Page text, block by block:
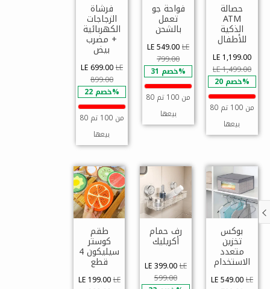
حصالة
ATM
الذكية
للأطفال
LE 1,199.00
LE 1,499.00
خصم 20%
80 من 100 تم
بيعها
فواحة جو
تعمل
بالشحن
LE 549.00LE
799.00
خصم 31%
80 من 100 تم
بيعها
فرشاة
الزجاجات
الكهربائية
+ مضرب
بيض
LE 699.00LE
899.00
خصم 22%
80 من 100 تم
بيعها
بوكس
تخزين
متعدد
الاستخدام
LE 549.00LE
رف حمام
أكريليك
LE 399.00LE
599.00
طقم
كوستر
سيليكون 4
قطع
LE 199.00LE